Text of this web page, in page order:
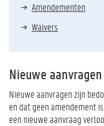
Amendementen
Waivers
Nieuwe aanvragen
Nieuwe aanvragen zijn
en dat geen amendement
een nieuwe aanvraag